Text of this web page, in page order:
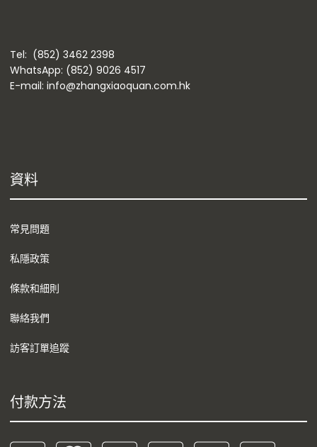
Tel: (852) 3462 2398
WhatsApp: (852) 9026 4517
E-mail: info@zhangxiaoquan.com.hk
資料
常見問題
私隱政策
條款和細則
聯絡我們
訪客訂單追蹤
付款方法